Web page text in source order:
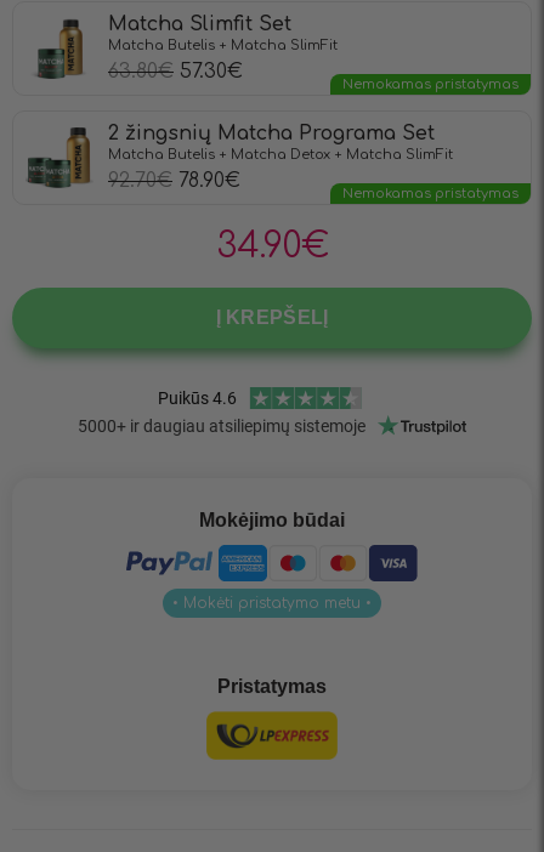
Matcha Slimfit Set
Matcha Butelis + Matcha SlimFit
63.80€ 57.30€
Nemokamas pristatymas
2 žingsnių Matcha Programa Set
Matcha Butelis + Matcha Detox + Matcha SlimFit
92.70€ 78.90€
Nemokamas pristatymas
34.90€
Į KREPŠELĮ
Mokėjimo būdai
• Mokėti pristatymo metu •
Pristatymas